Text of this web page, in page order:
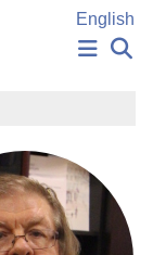
English
Вход